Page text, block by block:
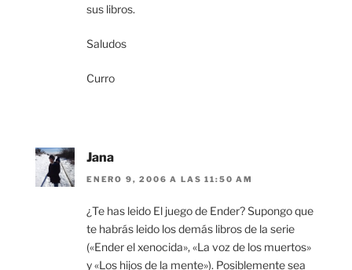
sus libros.
Saludos
Curro
Jana
ENERO 9, 2006 A LAS 11:50 AM
¿Te has leido El juego de Ender? Supongo que
te habrás leido los demás libros de la serie
(«Ender el xenocida», «La voz de los muertos»
y «Los hijos de la mente»). Posiblemente sea